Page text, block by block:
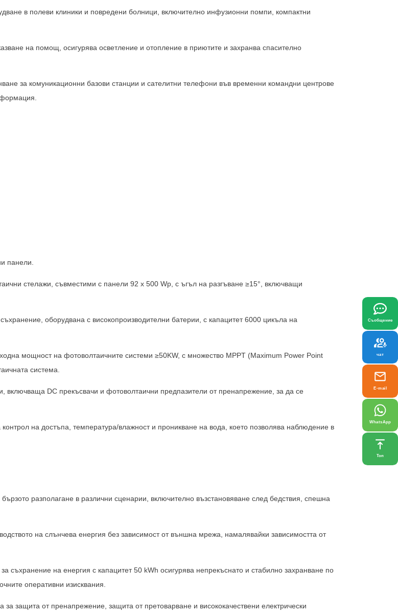
в полеви клиники и повредени болници, включително инфузионни помпи, компактни
на помощ, осигурява осветление и отопление в приютите и захранва спасително
за комуникационни базови станции и сателитни телефони във временни командни центрове
панели.
стелажи, съвместими с панели 92 x 500 Wp, с ъгъл на разгъване ≥15°, включващи
оборудвана с високопроизводителни батерии, с капацитет 6000 цикъла на
мощност на фотоволтаичните системи ≥50KW, с множество MPPT (Maximum Power Point
система.
DC прекъсвачи и фотоволтаични предпазители от пренапрежение, за да се
на достъпа, температура/влажност и проникване на вода, което позволява наблюдение в
разполагане в различни сценарии, включително възстановяване след бедствия, спешна
на слънчева енергия без зависимост от външна мрежа, намалявайки зависимостта от
съхранение на енергия с капацитет 50 kWh осигурява непрекъснато и стабилно захранване по
оперативни изисквания.
защита от пренапрежение, защита от претоварване и висококачествени електрически
Свържете се с нас
Изпрати
Съобщение
чат
E-mail
WhatsApp
Топ